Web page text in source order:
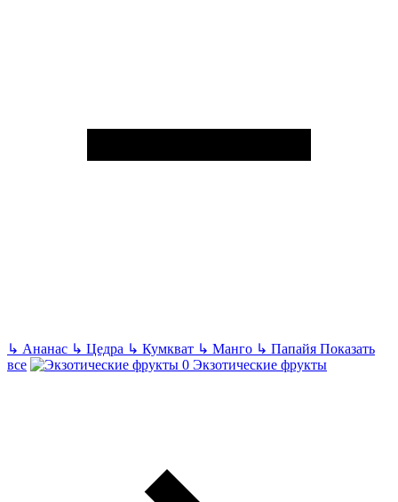
↳ Ананас ↳ Цедра ↳ Кумкват ↳ Манго ↳ Папайя Показать
все
Экзотические фрукты